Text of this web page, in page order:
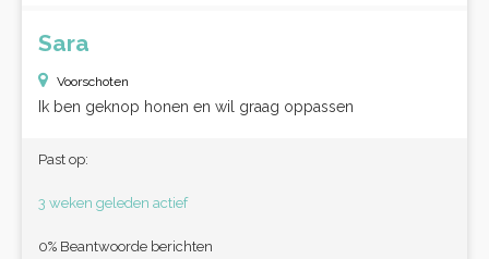
Sara
Voorschoten
Ik ben geknop honen en wil graag oppassen
Past op:
3 weken geleden actief
0% Beantwoorde berichten